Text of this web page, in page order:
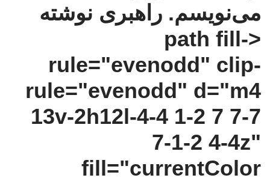
می‌نویسم. راهبری نوشته
<path fill-
rule="evenodd" clip-
rule="evenodd" d="m4
13v-2h12l-4-4 1-2 7 7-7
7-1-2 4-4z"
fill="currentColor